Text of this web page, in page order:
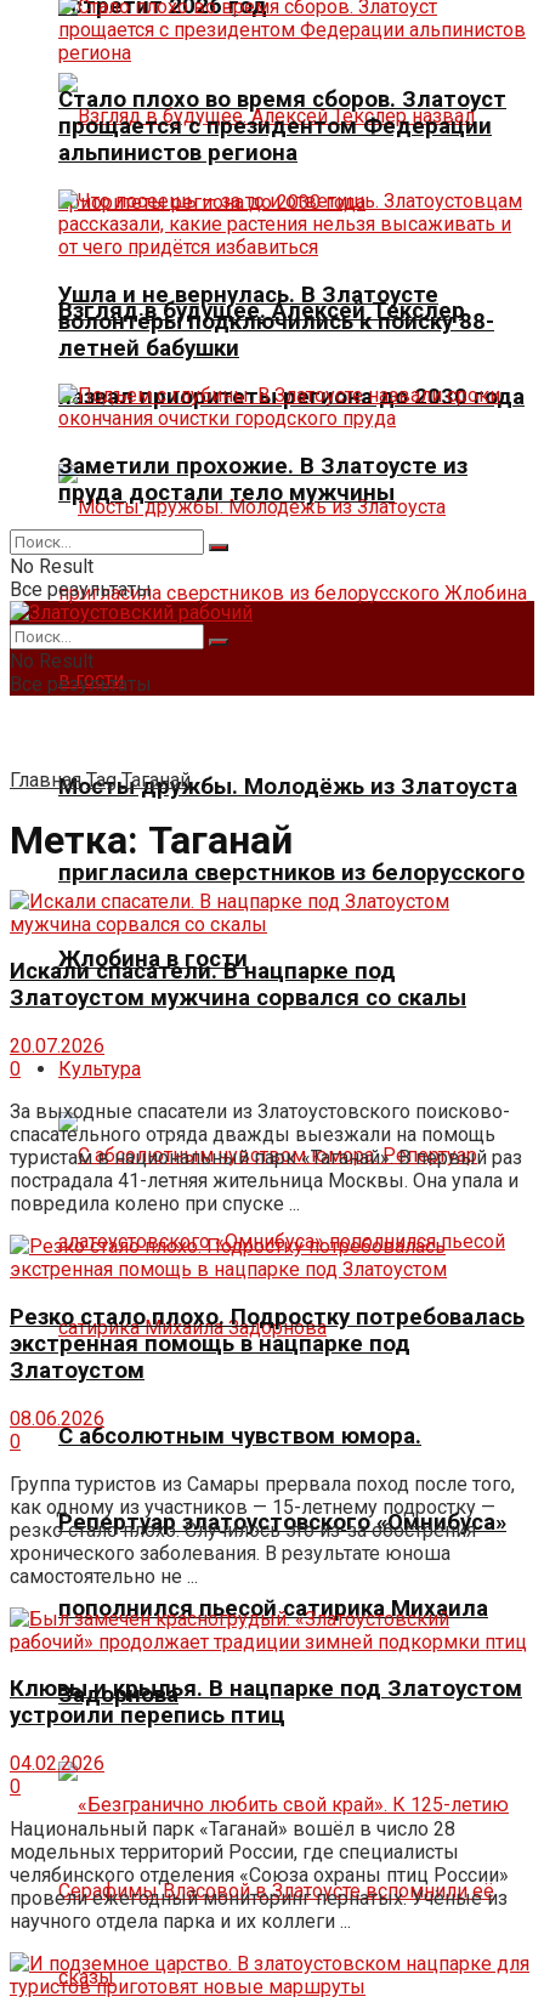
встретит 2026 год
Взгляд в будущее. Алексей Текслер
назвал приоритеты региона до 2030 года
Мосты дружбы. Молодёжь из Златоуста
пригласила сверстников из белорусского
Жлобина в гости
Культура
С абсолютным чувством юмора.
Репертуар златоустовского «Омнибуса»
пополнился пьесой сатирика Михаила
Задорнова
Стало плохо во время сборов. Златоуст
прощается с президентом Федерации
альпинистов региона
Ушла и не вернулась. В Златоусте
волонтёры подключились к поиску 88-
летней бабушки
Заметили прохожие. В Златоусте из
пруда достали тело мужчины
No Result
Все результаты
No Result
Все результаты
Главная Tag Таганай
Метка: Таганай
Искали спасатели. В нацпарке под
Златоустом мужчина сорвался со скалы
20.07.2026
0
За выходные спасатели из Златоустовского поисково-
спасательного отряда дважды выезжали на помощь
туристам в национальный парк «Таганай». В первый раз
пострадала 41-летняя жительница Москвы. Она упала и
повредила колено при спуске ...
Резко стало плохо. Подростку потребовалась
экстренная помощь в нацпарке под
Златоустом
08.06.2026
0
Группа туристов из Самары прервала поход после того,
как одному из участников — 15-летнему подростку —
резко стало плохо. Случилось это из-за обострения
хронического заболевания. В результате юноша
самостоятельно не ...
Клювы и крылья. В нацпарке под Златоустом
устроили перепись птиц
04.02.2026
0
Национальный парк «Таганай» вошёл в число 28
модельных территорий России, где специалисты
челябинского отделения «Союза охраны птиц России»
провели ежегодный мониторинг пернатых. Учёные из
научного отдела парка и их коллеги ...